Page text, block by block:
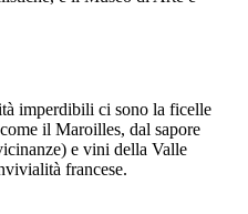
imperdibili ci sono la ficelle
il Maroilles, dal sapore
e vini della Valle
francese.